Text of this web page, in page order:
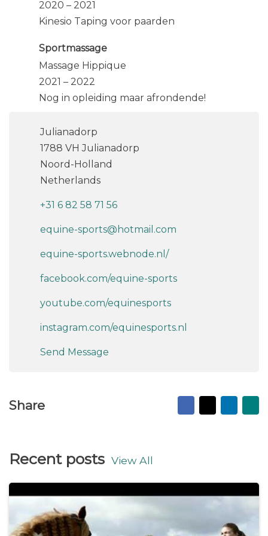
2020 – 2021
Kinesio Taping voor paarden
Sportmassage
Massage Hippique
2021 – 2022
Nog in opleiding maar afrondende!
Julianadorp
1788 VH Julianadorp
Noord-Holland
Netherlands
+31 6 82 58 71 56
equine-sports@hotmail.com
equine-sports.webnode.nl/
facebook.com/equine-sports
youtube.com/equinesports
instagram.com/equinesports.nl
Send Message
Share Facebook
X
to
Recent posts View All